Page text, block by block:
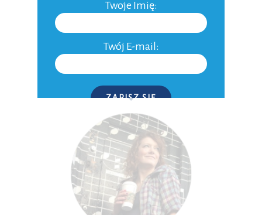
O MNIE
Twoje Imię:
Twój E-mail:
ZAPISZ SIĘ
P.S. W każdej chwili możesz wypisać się z kursu.